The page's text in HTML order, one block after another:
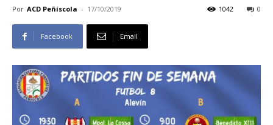
Por ACD Peñíscola - 17/10/2019 0
1042
Facebook Email